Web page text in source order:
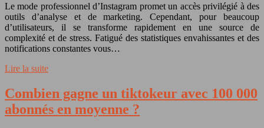
Le mode professionnel d’Instagram promet un accès privilégié à des
outils d’analyse et de marketing. Cependant, pour beaucoup
d’utilisateurs, il se transforme rapidement en une source de
complexité et de stress. Fatigué des statistiques envahissantes et des
notifications constantes vous…
Lire la suite
Combien gagne un tiktokeur avec 100 000
abonnés en moyenne ?